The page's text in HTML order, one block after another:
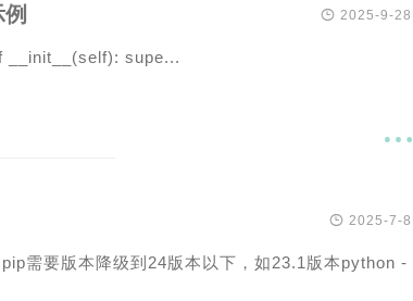
 2025-9-28
__init__(self): supe...

 2025-7-8
需要版本降级到24版本以下，如23.1版本python -